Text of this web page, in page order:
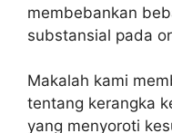
membebankan
substansial pada
Makalah kami
tentang kerangka
yang menyoroti